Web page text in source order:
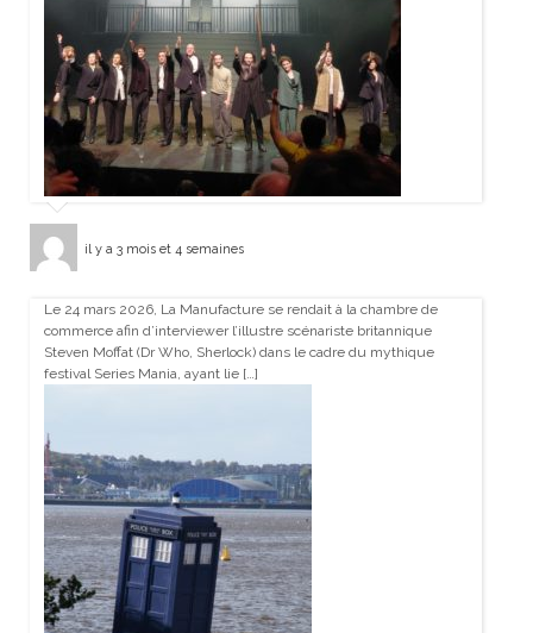
il y a 3 mois et 4 semaines
Le 24 mars 2026, La Manufacture se rendait à la chambre de
commerce afin d’interviewer l’illustre scénariste britannique
Steven Moffat (Dr Who, Sherlock) dans le cadre du mythique
festival Series Mania, ayant lie […]